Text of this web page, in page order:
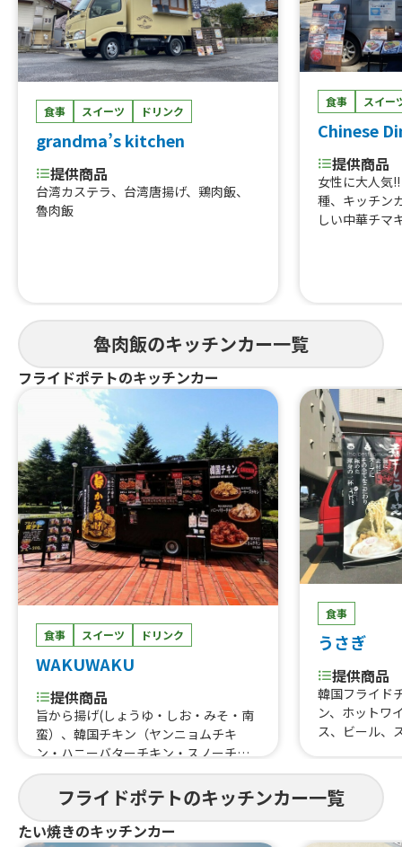
食事 スイーツ ドリンク
grandma’s kitchen
提供商品
台湾カステラ、台湾唐揚げ、鶏肉飯、
魯肉飯
食事 スイー
Chinese
提供商品
女性に大人
種、キッチン
しい中華チマ
フード 杏花
ン)、幸せの
の強い麻婆豆
魯肉飯のキッチンカー一覧
フライドポテトのキッチンカー
食事 スイーツ ドリンク
WAKUWAKU
提供商品
旨から揚げ(しょうゆ・しお・みそ・南
蛮）、韓国チキン（ヤンニョムチキ
ン・ハニーバターチキン・スノーチー
ズチキン・カンジャンチキン・コチュ
マヨチキン・ネギ塩チキン・ハニーコ
ンボチキン）、秩父天然水ふわふわか
き氷（18種類)、ふりふりポテト(18種
食事
うさぎ
提供商品
韓国フライド
ン、ホットワ
ス、ビール、
揚げ、フライ
サワー、生
豚ライス、
レー、ラーメ
フライドポテトのキッチンカー一覧
たい焼きのキッチンカー